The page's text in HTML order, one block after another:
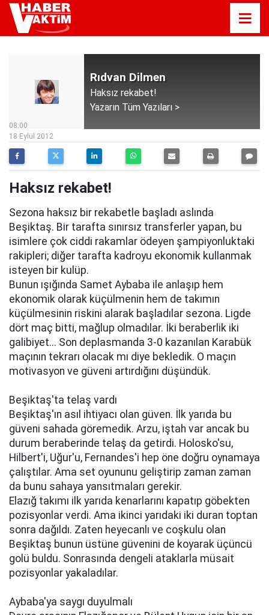
Rıdvan Dilmen
Haksız rekabet!
Yazarın Tüm Yazıları >
08:00
18 Eylül 2012
Haksız rekabet!
Sezona haksız bir rekabetle başladı aslında
Beşiktaş. Bir tarafta sınırsız transferler yapan, bu
isimlere çok ciddi rakamlar ödeyen şampiyonluktaki
rakipleri; diğer tarafta kadroyu ekonomik kullanmak
isteyen bir kulüp.
Bunun ışığında Samet Aybaba ile anlaşıp hem
ekonomik olarak küçülmenin hem de takımın
küçülmesinin riskini alarak başladılar sezona. Ligde
dört maç bitti, mağlup olmadılar. İki beraberlik iki
galibiyet... Son deplasmanda 3-0 kazanılan Karabük
maçının tekrarı olacak mı diye bekledik. O maçın
motivasyon ve güveni artırdığını düşündük.
Beşiktaş'ta telaş vardı
Beşiktaş'ın asıl ihtiyacı olan güven. İlk yarıda bu
güveni sahada göremedik. Arzu, iştah var ancak bu
durum beraberinde telaş da getirdi. Holosko'su,
Hilbert'i, Uğur'u, Fernandes'i hep öne doğru oynamaya
çalıştılar. Ama set oyununu geliştirip zaman zaman
da bunu sahaya yansıtmaları gerekir.
Elazığ takımı ilk yarıda kenarlarını kapatıp göbekten
pozisyonlar verdi. Ama ikinci yarıdaki iki duran toptan
sonra dağıldı. Zaten heyecanlı ve coşkulu olan
Beşiktaş bunun üstüne güvenini de koyarak üçüncü
golü buldu. Sonrasında dengeli ataklarla müsait
pozisyonlar yakaladılar.
Aybaba'ya saygı duyulmalı